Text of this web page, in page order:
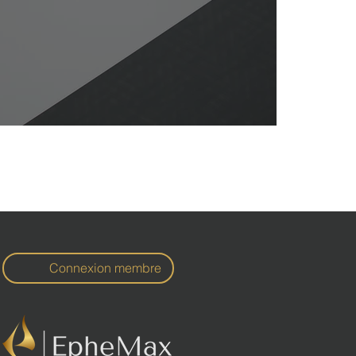
Connexion membre